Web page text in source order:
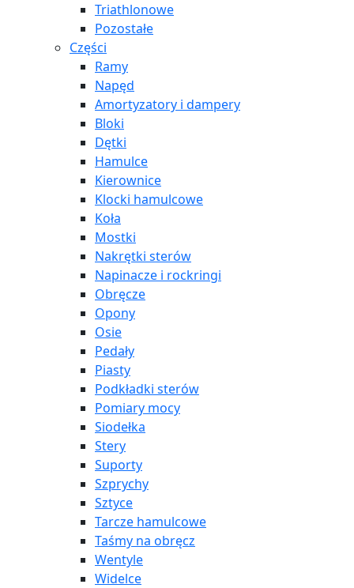
Triathlonowe
Pozostałe
Części
Ramy
Napęd
Amortyzatory i dampery
Bloki
Dętki
Hamulce
Kierownice
Klocki hamulcowe
Koła
Mostki
Nakrętki sterów
Napinacze i rockringi
Obręcze
Opony
Osie
Pedały
Piasty
Podkładki sterów
Pomiary mocy
Siodełka
Stery
Suporty
Szprychy
Sztyce
Tarcze hamulcowe
Taśmy na obręcz
Wentyle
Widelce